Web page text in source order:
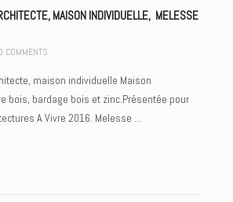
MAISON INDIVIDUELLE, MELESSE
COMMENTS
maison individuelle Maison
bois, bardage bois et zinc.Présentée pour
A Vivre 2016. Melesse ...